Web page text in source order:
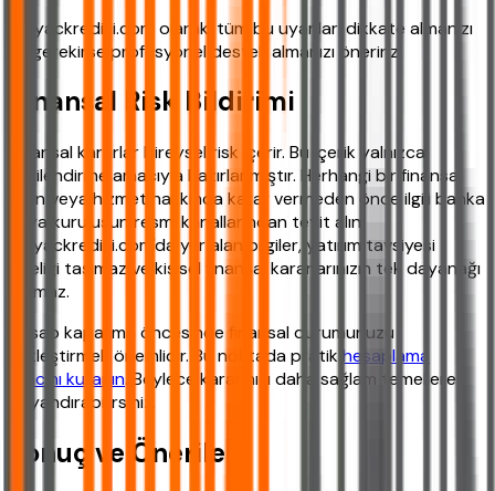
İhtiyackredisi.com olarak, tüm bu uyarıları dikkate almanızı
ve gerekirse profesyonel destek almanızı öneririz.
Finansal Risk Bildirimi
Finansal kararlar bireysel risk içerir. Bu içerik yalnızca
bilgilendirme amacıyla hazırlanmıştır. Herhangi bir finansal
ürün veya hizmet hakkında karar vermeden önce ilgili banka
veya kuruluşun resmi kanallarından teyit alın.
ihtiyackredisi.com'da yer alan bilgiler, yatırım tavsiyesi
niteliği taşımaz ve kişisel finansal kararlarınızın tek dayanağı
olamaz.
Hesap kapatma öncesinde finansal durumunuzu
netleştirmek önemlidir. Bu noktada pratik hesaplama
aracını kullanın . Böylece kararınızı daha sağlam temellere
dayandırabilirsiniz.
Sonuç ve Öneriler